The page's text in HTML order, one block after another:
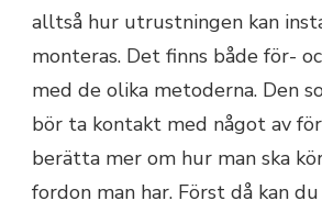
alltså hur utrustningen kan
monteras. Det finns både för-
med de olika metoderna. Den
bör ta kontakt med något av
berätta mer om hur man ska
fordon man har. Först då kan